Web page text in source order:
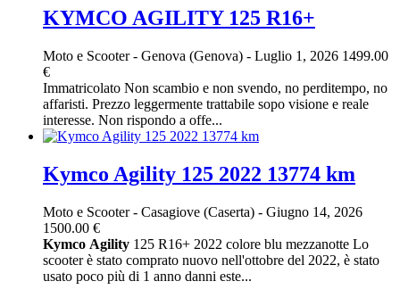
KYMCO AGILITY 125 R16+
Moto e Scooter- Genova (Genova) - Luglio 1, 2026 1499.00
€
Immatricolato Non scambio e non svendo, no perditempo, no
affaristi. Prezzo leggermente trattabile sopo visione e reale
interesse. Non rispondo a offe...
Kymco Agility 125 2022 13774 km
Moto e Scooter- Casagiove (Caserta) - Giugno 14, 2026
1500.00 €
Kymco Agility 125 R16+ 2022 colore blu mezzanotte Lo
scooter è stato comprato nuovo nell'ottobre del 2022, è stato
usato poco più di 1 anno danni este...